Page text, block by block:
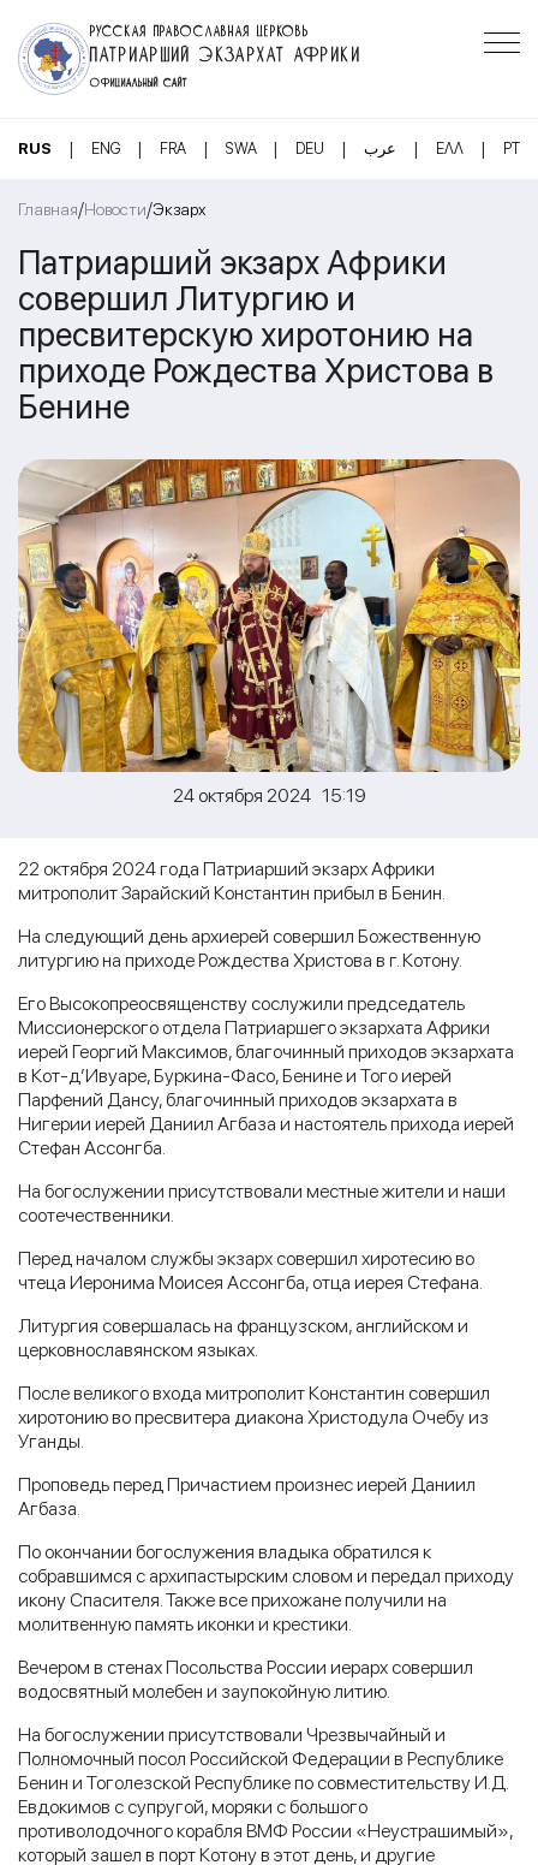
РУССКАЯ ПРАВОСЛАВНАЯ ЦЕРКОВЬ
ПАТРИАРШИЙ ЭКЗАРХАТ АФРИКИ
ОФИЦИАЛЬНЫЙ САЙТ
RUS | ENG | FRA | SWA | DEU | عرب | ΕΛΛ | PT
Главная/Новости/Экзарх
Патриарший экзарх Африки
совершил Литургию и
пресвитерскую хиротонию на
приходе Рождества Христова в
Бенине
24 октября 2024 15:19
22 октября 2024 года Патриарший экзарх Африки
митрополит Зарайский Константин прибыл в Бенин.
На следующий день архиерей совершил Божественную
литургию на приходе Рождества Христова в г. Котону.
Его Высокопреосвященству сослужили председатель
Миссионерского отдела Патриаршего экзархата Африки
иерей Георгий Максимов, благочинный приходов экзархата
в Кот-д’Ивуаре, Буркина-Фасо, Бенине и Того иерей
Парфений Дансу, благочинный приходов экзархата в
Нигерии иерей Даниил Агбаза и настоятель прихода иерей
Стефан Ассонгба.
На богослужении присутствовали местные жители и наши
соотечественники.
Перед началом службы экзарх совершил хиротесию во
чтеца Иеронима Моисея Ассонгба, отца иерея Стефана.
Литургия совершалась на французском, английском и
церковнославянском языках.
После великого входа митрополит Константин совершил
хиротонию во пресвитера диакона Христодула Очебу из
Уганды.
Проповедь перед Причастием произнес иерей Даниил
Агбаза.
По окончании богослужения владыка обратился к
собравшимся с архипастырским словом и передал приходу
икону Спасителя. Также все прихожане получили на
молитвенную память иконки и крестики.
Вечером в стенах Посольства России иерарх совершил
водосвятный молебен и заупокойную литию.
На богослужении присутствовали Чрезвычайный и
Полномочный посол Российской Федерации в Республике
Бенин и Тоголезской Республике по совместительству И.Д.
Евдокимов с супругой, моряки с большого
противолодочного корабля ВМФ России «Неустрашимый»,
который зашел в порт Котону в этот день, и другие